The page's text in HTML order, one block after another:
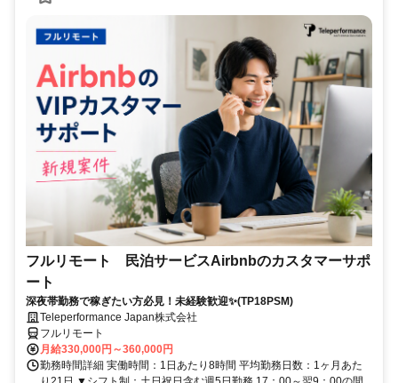
フルリモート 民泊サービスAirbnbのカスタマーサポ
ート
深夜帯勤務で稼ぎたい方必見！未経験歓迎✨(TP18PSM)
Teleperformance Japan株式会社
フルリモート
月給330,000円～360,000円
勤務時間詳細 実働時間：1日あたり8時間 平均勤務日数：1ヶ月あた